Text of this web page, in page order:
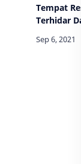
Tempat
Terhidar